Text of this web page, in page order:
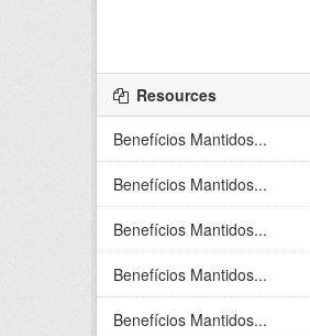
Resources
Benefícios Mantidos...
Benefícios Mantidos...
Benefícios Mantidos...
Benefícios Mantidos...
Benefícios Mantidos...